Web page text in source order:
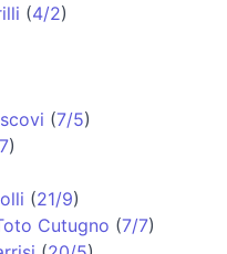
(4/2)
(7/5)
)
(21/9)
Cutugno (7/7)